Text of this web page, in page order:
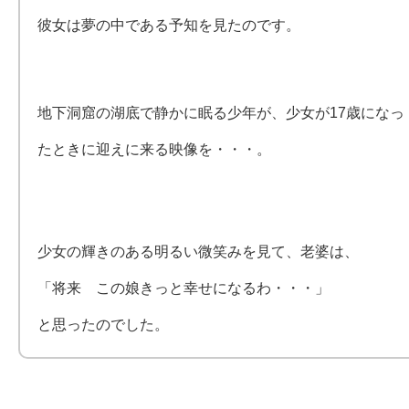
彼女は夢の中である予知を見たのです。
地下洞窟の湖底で静かに眠る少年が、少女が17歳になっ
たときに迎えに来る映像を・・・。
少女の輝きのある明るい微笑みを見て、老婆は、
「将来 この娘きっと幸せになるわ・・・」
と思ったのでした。